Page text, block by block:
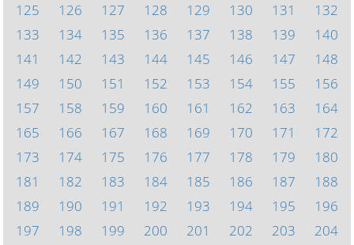
125
126 127 128 129 130 131
132
133
134 135 136 137 138 139
140
141
142 143 144 145 146 147
148
149
150 151 152 153 154 155
156
157
158 159 160 161 162 163
164
165
166 167 168 169 170 171
172
173
174 175 176 177 178 179
180
181
182 183 184 185 186 187
188
189
190 191 192 193 194 195
196
197
198 199 200 201 202 203
204